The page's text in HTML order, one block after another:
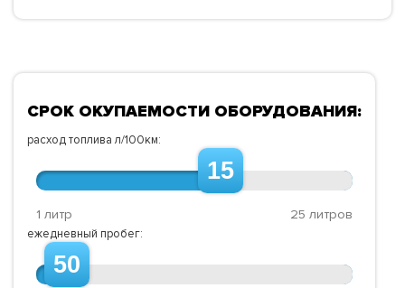
СРОК ОКУПАЕМОСТИ ОБОРУДОВАНИЯ:
расход топлива л/100км:
15
1 литр 25 литров
ежедневный пробег:
50